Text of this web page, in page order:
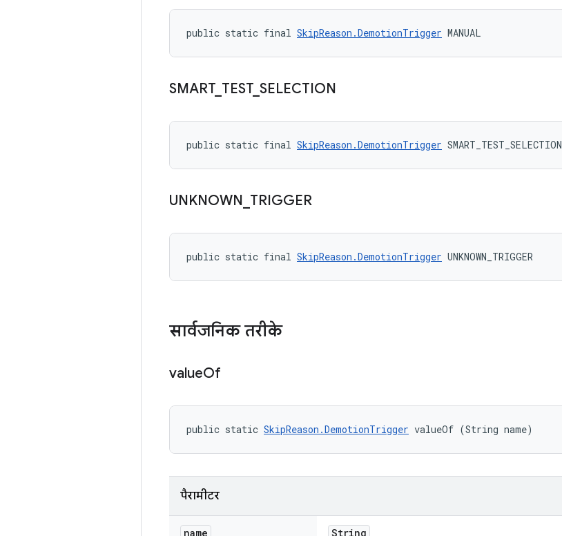
public static final SkipReason.DemotionTrigger MANUAL
SMART_ TEST_ SELECTION
public static final SkipReason.DemotionTrigger SMART_TEST_SELECTION
UNKNOWN TRIGGER
public static final SkipReason.DemotionTrigger UNKNOWN_TRIGGER
सार्वजनिक तरीके
valueOf
public static SkipReason.DemotionTrigger valueOf (String name)
पैरामीटर
name String